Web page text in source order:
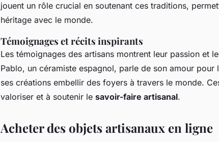
jouent un rôle crucial en soutenant ces traditions,
héritage avec le monde.
Témoignages et récits inspirants
Les témoignages des artisans montrent leur passion et
Pablo, un céramiste espagnol, parle de son amour
ses créations embellir des foyers à travers le monde.
valoriser et à soutenir le savoir-faire artisanal.
Acheter des objets artisanaux en ligne